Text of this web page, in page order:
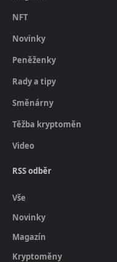
NFT
Novinky
Peněženky
Rady a tipy
Směnárny
Těžba kryptoměn
Video
RSS odběr
Vše
Novinky
Magazín
Kryptoměny